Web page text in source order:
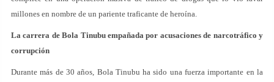
millones en nombre de un pariente traficante de heroína.
La carrera de Bola Tinubu empañada por acusaciones de narcotráfico y
corrupción
Durante más de 30 años, Bola Tinubu ha sido una fuerza importante en la